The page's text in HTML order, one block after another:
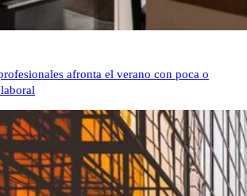
afronta el verano con poca o